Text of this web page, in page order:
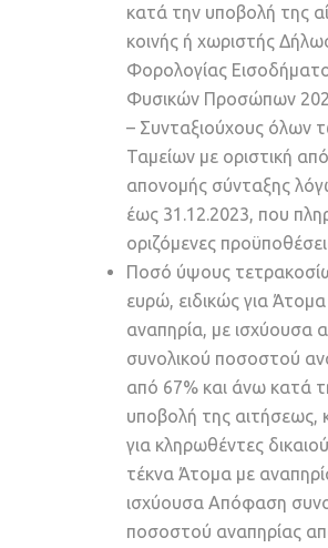
κατά την υποβολή της
κοινής ή χωριστής
Φορολογίας
Φυσικών Προσώπων
– Συνταξιούχους όλων
Ταμείων με οριστική
απονομής σύνταξης
έως 31.12.2023, που
οριζόμενες
Ποσό ύψους
ευρώ, ειδικώς για Άτομα
αναπηρία, με ισχύουσα
συνολικού ποσοστού
από 67% και άνω κατά
υποβολή της αιτήσεως,
για κληρωθέντες
τέκνα Άτομα με
ισχύουσα Απόφαση
ποσοστού αναπηρίας